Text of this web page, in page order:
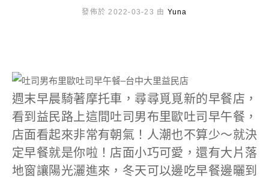
發佈於 2022-03-23 由 Yuna
週末早晨騎著摩托車，尋尋覓覓新的早餐店，
看到益民路上這間吐司男布里歐吐司早午餐，
店面看起來非常有朝氣！人潮也不算少～就決
定早餐就是你啦！店面小巧可愛，還有大片落
地窗讓陽光灑進來，冬天可以邊吃早餐邊曬到